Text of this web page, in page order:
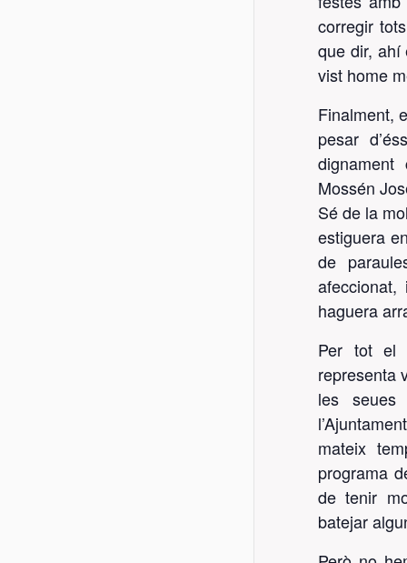
corregir
que dir,
vist home
Finalment,
pesar
Mossén
Sé de la
estiguera
de
haguera
Per tot el
representa
les
mateix
programa
de tenir
batejar